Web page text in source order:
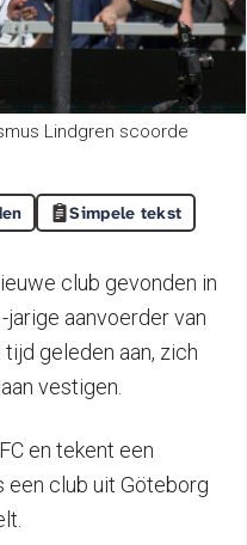
Lindgren scoorde
Simpele tekst
club gevonden in
aanvoerder van
geleden aan, zich
vestigen.
en tekent een
een club uit Göteborg